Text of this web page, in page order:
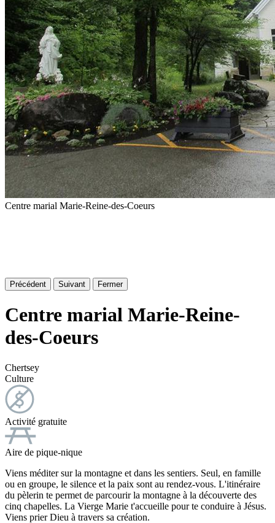
Centre marial Marie-Reine-des-Coeurs
Précédent Suivant Fermer
Centre marial Marie-Reine-
des-Coeurs
Chertsey
Culture
Activité gratuite
Aire de pique-nique
Viens méditer sur la montagne et dans les sentiers. Seul, en famille
ou en groupe, le silence et la paix sont au rendez-vous. L'itinéraire
du pèlerin te permet de parcourir la montagne à la découverte des
cinq chapelles. La Vierge Marie t'accueille pour te conduire à Jésus.
Viens prier Dieu à travers sa création.